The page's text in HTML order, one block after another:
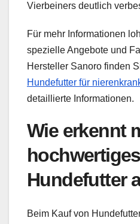
Vierbeiners deutlich
Für mehr Informationen
spezielle Angebote und
Hersteller Sanoro finden
Hundefutter für
detaillierte Informationen.
Wie erkennt
hochwertiges
Hundefutter
Beim Kauf von